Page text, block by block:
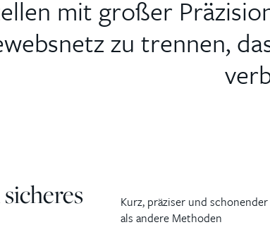
mit großer
zu trennen,
Kurz, präziser und schonender
als andere Methoden